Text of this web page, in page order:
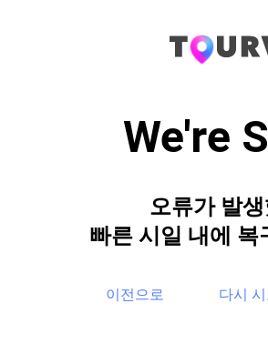
We're
오류가 발
빠른 시일 내에 복
이전으로 다시